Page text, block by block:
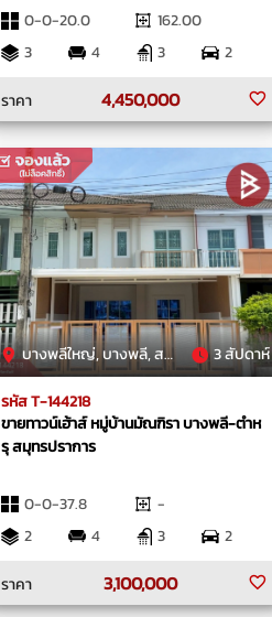
0-0-20.0
162.00
3
4 3
2
ราคา
4,450,000
บางพลีใหญ่, บางพลี, สมุทรปราการ 3 สัปดาห์
รหัส T-144218
ขายทาวน์เฮ้าส์ หมู่บ้านมัณฑิรา บางพลี-ตำห
รุ สมุทรปราการ
0-0-37.8
-
2
4 3
2
ราคา
3,100,000